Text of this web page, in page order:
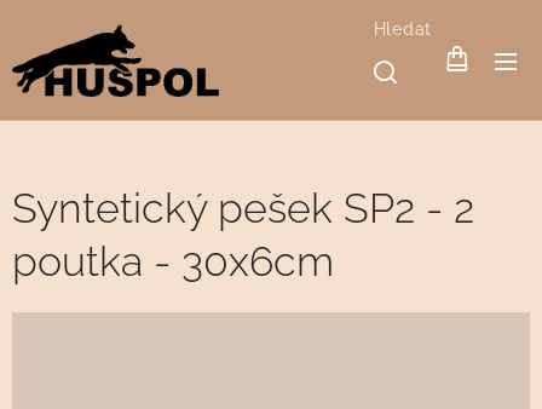
Hledat
Syntetický pešek SP2 - 2
poutka - 30x6cm